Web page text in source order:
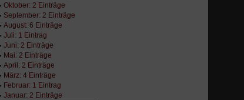
Oktober: 2 Einträge
September: 2 Einträge
August: 6 Einträge
Juli: 1 Eintrag
Juni: 2 Einträge
Mai: 2 Einträge
April: 2 Einträge
März: 4 Einträge
Februar: 1 Eintrag
Januar: 2 Einträge